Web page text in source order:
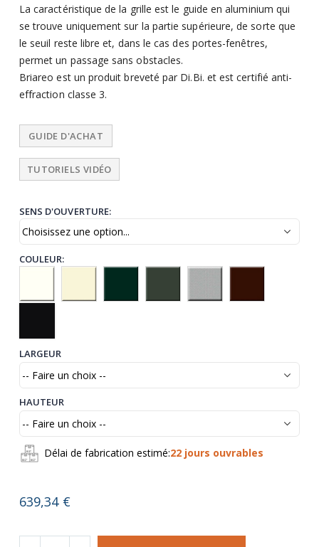
gallery
La caractéristique de la grille est le guide en aluminium qui
se trouve uniquement sur la partie supérieure, de sorte que
le seuil reste libre et, dans le cas des portes-fenêtres,
permet un passage sans obstacles.
Briareo est un produit breveté par Di.Bi. et est certifié anti-
effraction classe 3.
GUIDE D'ACHAT
TUTORIELS VIDÉO
SENS D'OUVERTURE
COULEUR
Délai de fabrication estimé:22 jours ouvrables
639,34 €